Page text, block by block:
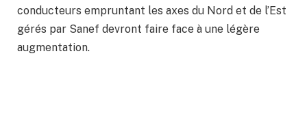
conducteurs empruntant les axes du Nord et de l’Est
gérés par Sanef devront faire face à une légère
augmentation.